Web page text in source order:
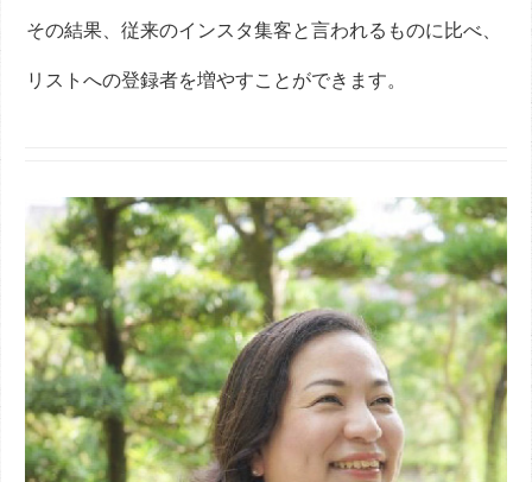
その結果、従来のインスタ集客と言われるものに比べ、
リストへの登録者を増やすことができます。